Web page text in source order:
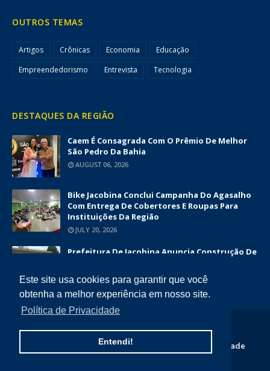
Este site usa cookies para garantir que você
obtenha a melhor experiência em nosso site.
Política de Privacidade
Entendi!
OUTROS TEMAS
Artigos Crônicas Economia
Educação
Empreendedorismo
Entrevista Tecnologia
DESTAQUES DA REGIÃO
Caem É Consagrada Com O Prêmio De Melhor
São Pedro Da Bahia
AUGUST 06, 2026
Bike Jacobina Conclui Campanha Do Agasalho
Com Entrega De Cobertores E Roupas Para
Instituições Da Região
JULY 20, 2026
Prefeitura De Jacobina Anuncia Construção De
Superior A R$ 1,7 Milhão
JUNE 12, 2026
Quem Somos Contato
Politica de Privacidade